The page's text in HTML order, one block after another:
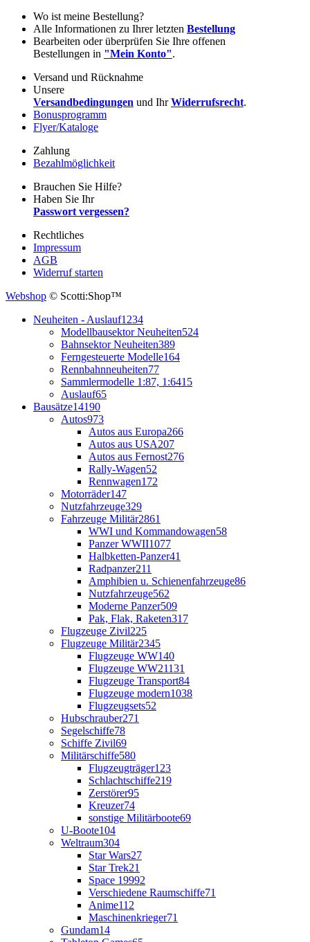
Wo ist meine Bestellung?
Alle Informationen zu Ihrer letzten Bestellung
Bearbeiten oder überprüfen Sie Ihre offenen
Bestellungen in "Mein Konto".
Versand und Rücknahme
Unsere
Versandbedingungen und IhrWiderrufsrecht.
Bonusprogramm
Flyer/Kataloge
Zahlung
Bezahlmöglichkeit
Brauchen Sie Hilfe?
Haben Sie Ihr
Passwort vergessen?
Rechtliches
Impressum
AGB
Widerruf starten
Webshop © Scotti:Shop™
Neuheiten - Auslauf1234
Modellbausektor Neuheiten524
Bahnsektor Neuheiten389
Ferngesteuerte Modelle164
Rennbahnneuheiten77
Sammlermodelle 1:87, 1:6415
Auslauf65
Bausätze14190
Autos973
Autos aus Europa266
Autos aus USA207
Autos aus Fernost276
Rally-Wagen52
Rennwagen172
Motorräder147
Nutzfahrzeuge329
Fahrzeuge Militär2861
WWI und Kommandowagen58
Panzer WWII1077
Halbketten-Panzer41
Radpanzer211
Amphibien u. Schienenfahrzeuge86
Nutzfahrzeuge562
Moderne Panzer509
Pak, Flak, Raketen317
Flugzeuge Zivil225
Flugzeuge Militär2345
Flugzeuge WW140
Flugzeuge WW21131
Flugzeuge Transport84
Flugzeuge modern1038
Flugzeugsets52
Hubschrauber271
Segelschiffe78
Schiffe Zivil69
Militärschiffe580
Flugzeugträger123
Schlachtschiffe219
Zerstörer95
Kreuzer74
sonstige Militärboote69
U-Boote104
Weltraum304
Star Wars27
Star Trek21
Space 19992
Verschiedene Raumschiffe71
Anime112
Maschinenkrieger71
Gundam14